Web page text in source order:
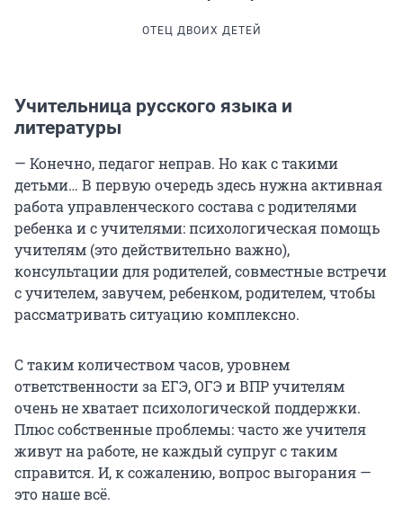
ОТЕЦ ДВОИХ ДЕТЕЙ
Учительница русского языка и
литературы
— Конечно, педагог неправ. Но как с такими
детьми… В первую очередь здесь нужна активная
работа управленческого состава с родителями
ребенка и с учителями: психологическая помощь
учителям (это действительно важно),
консультации для родителей, совместные встречи
с учителем, завучем, ребенком, родителем, чтобы
рассматривать ситуацию комплексно.
С таким количеством часов, уровнем
ответственности за ЕГЭ, ОГЭ и ВПР учителям
очень не хватает психологической поддержки.
Плюс собственные проблемы: часто же учителя
живут на работе, не каждый супруг с таким
справится. И, к сожалению, вопрос выгорания —
это наше всё.